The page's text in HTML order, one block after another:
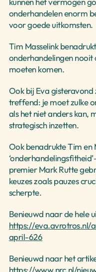
onderhandelen enorm
voor goede uitkomsten.
Tim Masselink
onderhandelingen
moeten komen.
Ook bij Eva gisteravond
treffend: je moet zulke
als het niet anders kan,
strategisch inzetten.
Ook benadrukte Tim en
premier Mark Rutte
keuzes zoals pauzes
scherpte.
https://eva.avrotros.nl/
april-626
https://www.nrc.nl/